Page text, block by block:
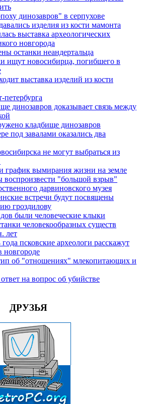
динозавров" в серпухове
изделия из кости мамонта
выставка археологических
новгорода
останки неандертальца
ищут новосибирца, погибшего в
выставка изделий из кости
петербурга
динозавров доказывает связь между
кладбище динозавров
под завалами оказались два
не могут выбраться из
график вымирания жизни на земле
"большой взрыв"
дарвиновского музея
встречи будут посвящены
гроздилову
были человеческие клыки
человекообразных существ
лет
псковские археологи расскажут
новгороде
об "отношениях" млекопитающих и
на вопрос об убийстве
ДРУЗЬЯ